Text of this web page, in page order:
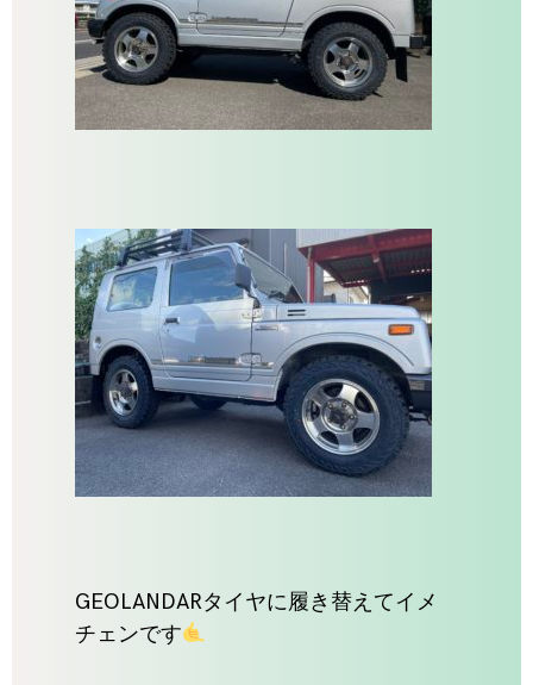
GEOLANDARタイヤに履き替えてイメ
チェンです